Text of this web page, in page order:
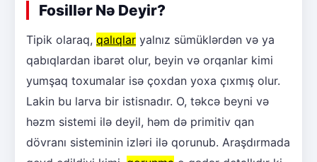
Fosillər Nə Deyir?
Tipik olaraq, qalıqlar yalnız sümüklərdən və ya
qabıqlardan ibarət olur, beyin və orqanlar kimi
yumşaq toxumalar isə çoxdan yoxa çıxmış olur.
Lakin bu larva bir istisnadır. O, təkcə beyni və
həzm sistemi ilə deyil, həm də primitiv qan
dövranı sisteminin izləri ilə qorunub. Araşdırmada